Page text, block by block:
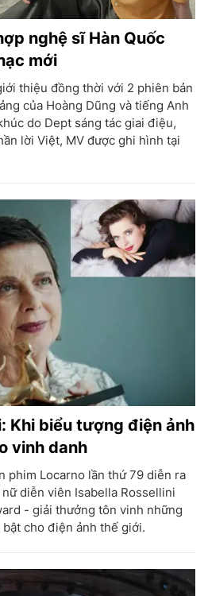
nghệ sĩ Hàn Quốc
mới
thiệu đồng thời với 2 phiên bản
của Hoàng Dũng và tiếng Anh
do Dept sáng tác giai điệu,
lời Việt, MV được ghi hình tại
Khi biểu tượng điện ảnh
vinh danh
phim Locarno lần thứ 79 diễn ra
diễn viên Isabella Rossellini
- giải thưởng tôn vinh những
cho điện ảnh thế giới.